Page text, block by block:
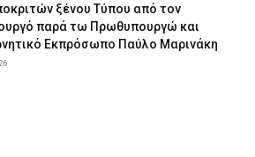
ξένου Τύπου από τον
παρά τω Πρωθυπουργώ και
Εκπρόσωπο Παύλο Μαρινάκη